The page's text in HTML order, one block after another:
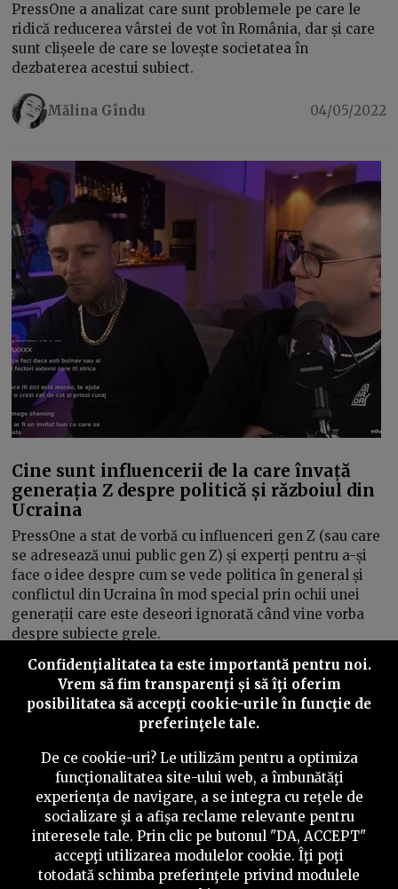
PressOne a analizat care sunt problemele pe care le
ridică reducerea vârstei de vot în România, dar și care
sunt clișeele de care se lovește societatea în
dezbaterea acestui subiect.
Mălina Gîndu 04/05/2022
Cine sunt influencerii de la care învață
generația Z despre politică și războiul din
Ucraina
PressOne a stat de vorbă cu influenceri gen Z (sau care
se adresează unui public gen Z) și experți pentru a-și
face o idee despre cum se vede politica în general și
conflictul din Ucraina în mod special prin ochii unei
generații care este deseori ignorată când vine vorba
despre subiecte grele.
Răzvan Filip 05/04/2022
©2026PressOne.ro
RSSNewslettereDespre noiPolitica editorială
Confidenţialitatea ta este importantă pentru noi.
Vrem să fim transparenţi și să îţi oferim
posibilitatea să accepţi cookie-urile în funcţie de
preferinţele tale.
De ce cookie-uri? Le utilizăm pentru a optimiza
funcţionalitatea site-ului web, a îmbunătăţi
experienţa de navigare, a se integra cu reţele de
socializare şi a afişa reclame relevante pentru
interesele tale. Prin clic pe butonul "DA, ACCEPT"
accepţi utilizarea modulelor cookie. Îţi poţi
totodată schimba preferinţele privind modulele